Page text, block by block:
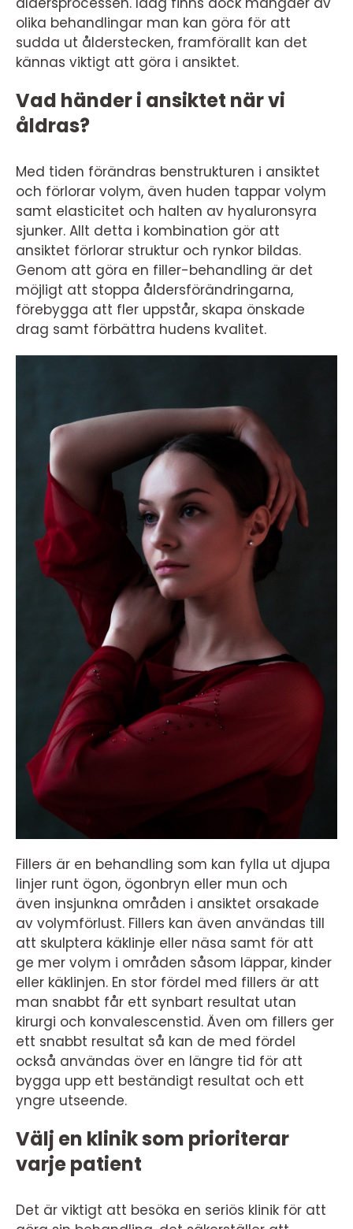
olika behandlingar man kan göra för att
sudda ut ålderstecken, framförallt kan det
kännas viktigt att göra i ansiktet.
Vad händer i ansiktet när vi
åldras?
Med tiden förändras benstrukturen i ansiktet
och förlorar volym, även huden tappar volym
samt elasticitet och halten av hyaluronsyra
sjunker. Allt detta i kombination gör att
ansiktet förlorar struktur och rynkor bildas.
Genom att göra en filler-behandling är det
möjligt att stoppa åldersförändringarna,
förebygga att fler uppstår, skapa önskade
drag samt förbättra hudens kvalitet.
Fillers är en behandling som kan fylla ut djupa
linjer runt ögon, ögonbryn eller mun och
även insjunkna områden i ansiktet orsakade
av volymförlust. Fillers kan även användas till
att skulptera käklinje eller näsa samt för att
ge mer volym i områden såsom läppar, kinder
eller käklinjen. En stor fördel med fillers är att
man snabbt får ett synbart resultat utan
kirurgi och konvalescenstid. Även om fillers ger
ett snabbt resultat så kan de med fördel
också användas över en längre tid för att
bygga upp ett beständigt resultat och ett
yngre utseende.
Välj en klinik som prioriterar
varje patient
Det är viktigt att besöka en seriös klinik för att